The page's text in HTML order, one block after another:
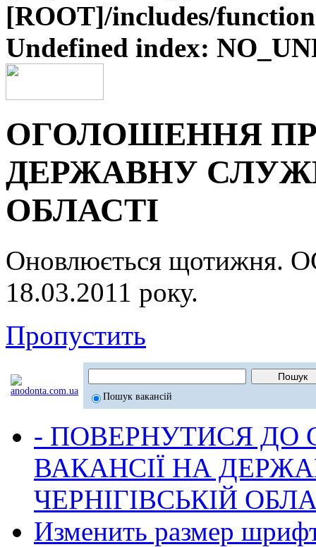
[ROOT]/includes/
Undefined index:
ОГОЛОШЕННЯ
ДЕРЖАВНУ
ОБЛАСТІ
Оновлюється
18.03.2011 року.
Пропустить
Пошук вакансій
- ПОВЕРНУТИСЯ ДО
ВАКАНСІЇ НА
ЧЕРНІГІВСЬКІЙ
Изменить размер